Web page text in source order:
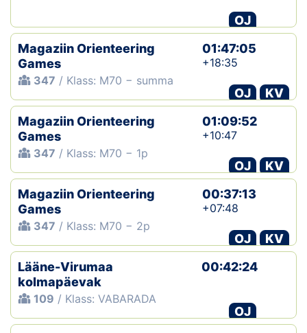
OJ
Magaziin Orienteering
Games
347 / Klass: M70 − summa
01:47:05
+18:35
OJ
KV
Magaziin Orienteering
Games
347 / Klass: M70 − 1p
01:09:52
+10:47
OJ
KV
Magaziin Orienteering
Games
347 / Klass: M70 − 2p
00:37:13
+07:48
OJ
KV
Lääne-Virumaa
kolmapäevak
109 / Klass: VABARADA
00:42:24
OJ